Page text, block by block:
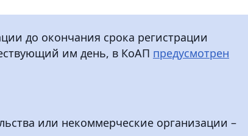
до окончания срока регистрации
им день, в КоАП предусмотрен
или некоммерческие организации –